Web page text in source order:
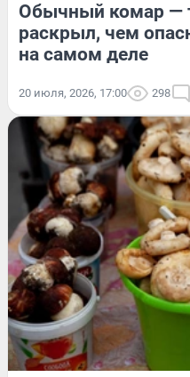
Обычный комар —
раскрыл, чем
на самом деле
20 июля, 2026, 17:00 298